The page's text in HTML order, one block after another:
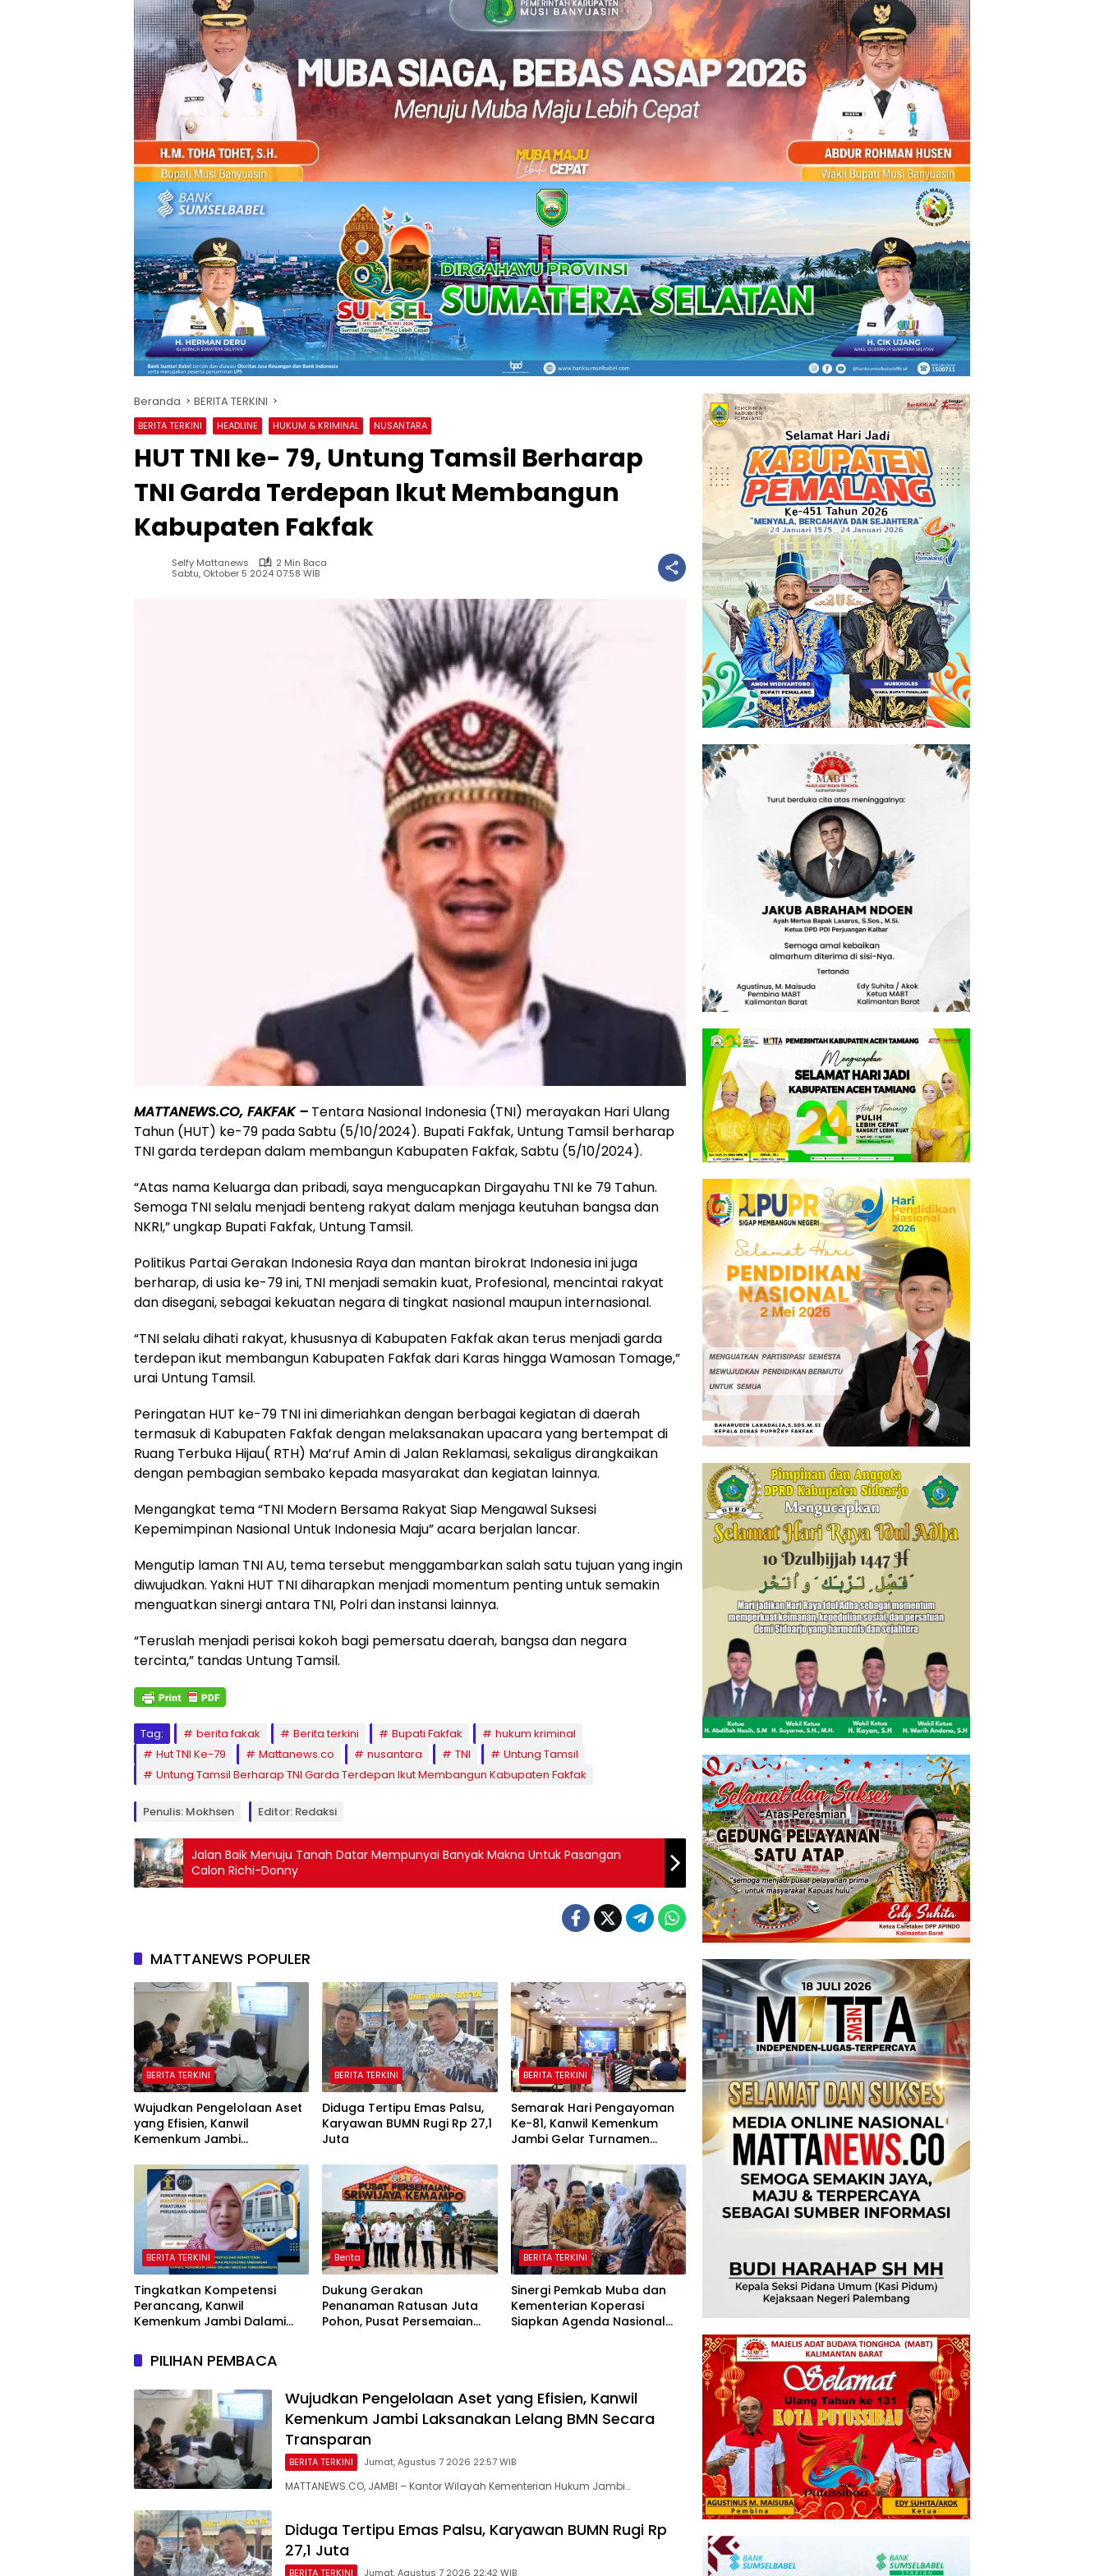
Beranda BERITA TERKINI
BERITA TERKINI HEADLINE HUKUM & KRIMINAL NUSANTARA
HUT TNI ke- 79, Untung Tamsil Berharap
TNI Garda Terdepan Ikut Membangun
Kabupaten Fakfak
Selfy Mattanews
2 Min Baca
Sabtu, Oktober 5 2024 07:58 WIB
MATTANEWS.CO, FAKFAK – Tentara Nasional Indonesia (TNI) merayakan Hari Ulang
Tahun (HUT) ke-79 pada Sabtu (5/10/2024). Bupati Fakfak, Untung Tamsil berharap
TNI garda terdepan dalam membangun Kabupaten Fakfak, Sabtu (5/10/2024).
“Atas nama Keluarga dan pribadi, saya mengucapkan Dirgayahu TNI ke 79 Tahun.
Semoga TNI selalu menjadi benteng rakyat dalam menjaga keutuhan bangsa dan
NKRI,” ungkap Bupati Fakfak, Untung Tamsil.
Politikus Partai Gerakan Indonesia Raya dan mantan birokrat Indonesia ini juga
berharap, di usia ke-79 ini, TNI menjadi semakin kuat, Profesional, mencintai rakyat
dan disegani, sebagai kekuatan negara di tingkat nasional maupun internasional.
“TNI selalu dihati rakyat, khususnya di Kabupaten Fakfak akan terus menjadi garda
terdepan ikut membangun Kabupaten Fakfak dari Karas hingga Wamosan Tomage,”
urai Untung Tamsil.
Peringatan HUT ke-79 TNI ini dimeriahkan dengan berbagai kegiatan di daerah
termasuk di Kabupaten Fakfak dengan melaksanakan upacara yang bertempat di
Ruang Terbuka Hijau( RTH) Ma’ruf Amin di Jalan Reklamasi, sekaligus dirangkaikan
dengan pembagian sembako kepada masyarakat dan kegiatan lainnya.
Mengangkat tema “TNI Modern Bersama Rakyat Siap Mengawal Suksesi
Kepemimpinan Nasional Untuk Indonesia Maju” acara berjalan lancar.
Mengutip laman TNI AU, tema tersebut menggambarkan salah satu tujuan yang ingin
diwujudkan. Yakni HUT TNI diharapkan menjadi momentum penting untuk semakin
menguatkan sinergi antara TNI, Polri dan instansi lainnya.
“Teruslah menjadi perisai kokoh bagi pemersatu daerah, bangsa dan negara
tercinta,” tandas Untung Tamsil.
Tag: berita fakak Berita terkini Bupati Fakfak
hukum kriminal
Hut TNI Ke-79
Mattanews.co nusantara TNI
Untung Tamsil
Untung Tamsil Berharap TNI Garda Terdepan Ikut Membangun Kabupaten Fakfak
Penulis: Mokhsen Editor: Redaksi
Jalan Baik Menuju Tanah Datar Mempunyai Banyak Makna Untuk Pasangan
Calon Richi-Donny
MATTANEWS POPULER
BERITA TERKINI
Wujudkan Pengelolaan Aset
yang Efisien, Kanwil
Kemenkum Jambi
Secara Transparan
BERITA TERKINI
Diduga Tertipu Emas Palsu,
Karyawan BUMN Rugi Rp 27,1
Juta
BERITA TERKINI
Semarak Hari Pengayoman
Ke-81, Kanwil Kemenkum
Jambi Gelar Turnamen
BERITA TERKINI
Tingkatkan Kompetensi
Perancang, Kanwil
Kemenkum Jambi Dalami
Peraturan Perundang-
undangan
Berita
Dukung Gerakan
Penanaman Ratusan Juta
Pohon, Pusat Persemaian
BERITA TERKINI
Sinergi Pemkab Muba dan
Kementerian Koperasi
Siapkan Agenda Nasional
PILIHAN PEMBACA
Wujudkan Pengelolaan Aset yang Efisien, Kanwil
Kemenkum Jambi Laksanakan Lelang BMN Secara
Transparan
BERITA TERKINI Jumat, Agustus 7 2026 22:57 WIB
MATTANEWS.CO, JAMBI – Kantor Wilayah Kementerian Hukum Jambi…
Diduga Tertipu Emas Palsu, Karyawan BUMN Rugi Rp
27,1 Juta
BERITA TERKINI Jumat, Agustus 7 2026 22:42 WIB